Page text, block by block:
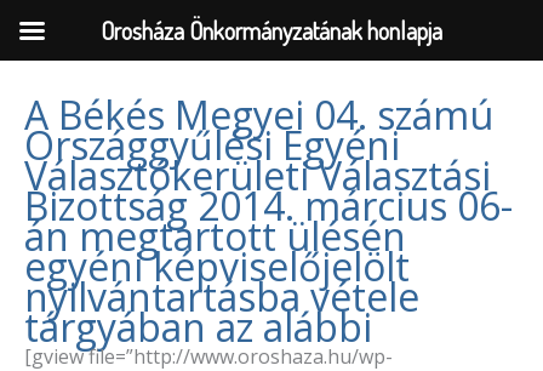
Skip
content
A Békés Megyei 04. számú
Országgyűlési Egyéni
Választókerületi Választási
Bizottság 2014. március 06-
án megtartott ülésén
egyéni képviselőjelölt
nyilvántartásba vétele
tárgyában az alábbi
[gview file=”http://www.oroshaza.hu/wp-
Orosháza Önkormányzatának honlapja